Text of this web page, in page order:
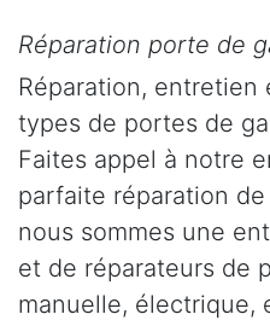
Réparation porte de
Réparation, entretien
types de portes de
Faites appel à notre
parfaite réparation
nous sommes une
et de réparateurs de
manuelle, électrique,